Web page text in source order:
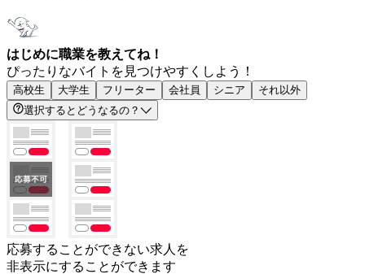
はじめに職業を教えてね！
ぴったりなバイトを見つけやすくしよう！
高校生 大学生 フリーター 会社員 シニア
それ以外
選択するとどうなるの？
応募することができない求人を
非表示にすることができます